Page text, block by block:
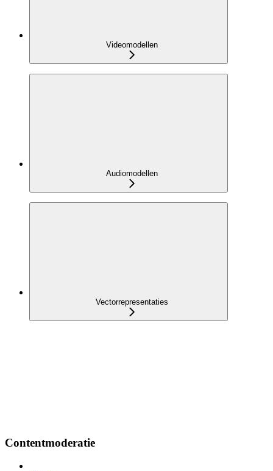
Videomodellen
Audiomodellen
Vectorrepresentaties
Contentmoderatie